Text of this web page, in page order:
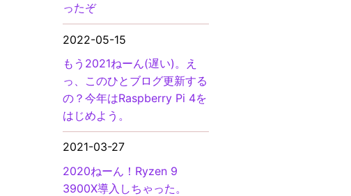
ったぞ
2022-05-15
もう2021ねーん(遅い)。え
っ、このひとブログ更新する
の？今年はRaspberry Pi 4を
はじめよう。
2021-03-27
2020ねーん！Ryzen 9
3900X導入しちゃった。